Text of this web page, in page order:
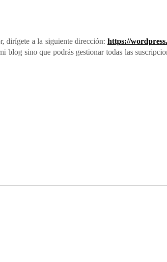
dirígete a la siguiente dirección: https://
blog sino que podrás gestionar todas las